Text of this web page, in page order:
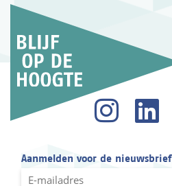
Aanmelden voor de nieuwsbrief